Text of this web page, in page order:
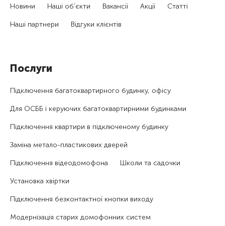
Новини Наші об'єкти Вакансії Акції Статті
Наші партнери Відгуки клієнтів
Послуги
Підключення багатоквартирного будинку, офісу
Для ОСББ і керуючих багатоквартирними будинками
Підключення квартири в підключеному будинку
Заміна метало-пластикових дверей
Підключення відеодомофона Школи та садочки
Установка хвіртки
Підключення безконтактної кнопки виходу
Модернізація старих домофонних систем